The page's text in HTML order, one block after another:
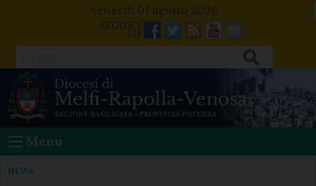
venerdì 07 agosto 2026
Facebook
Twitter
FeedsYoutube
Mail
Menu
NEWS